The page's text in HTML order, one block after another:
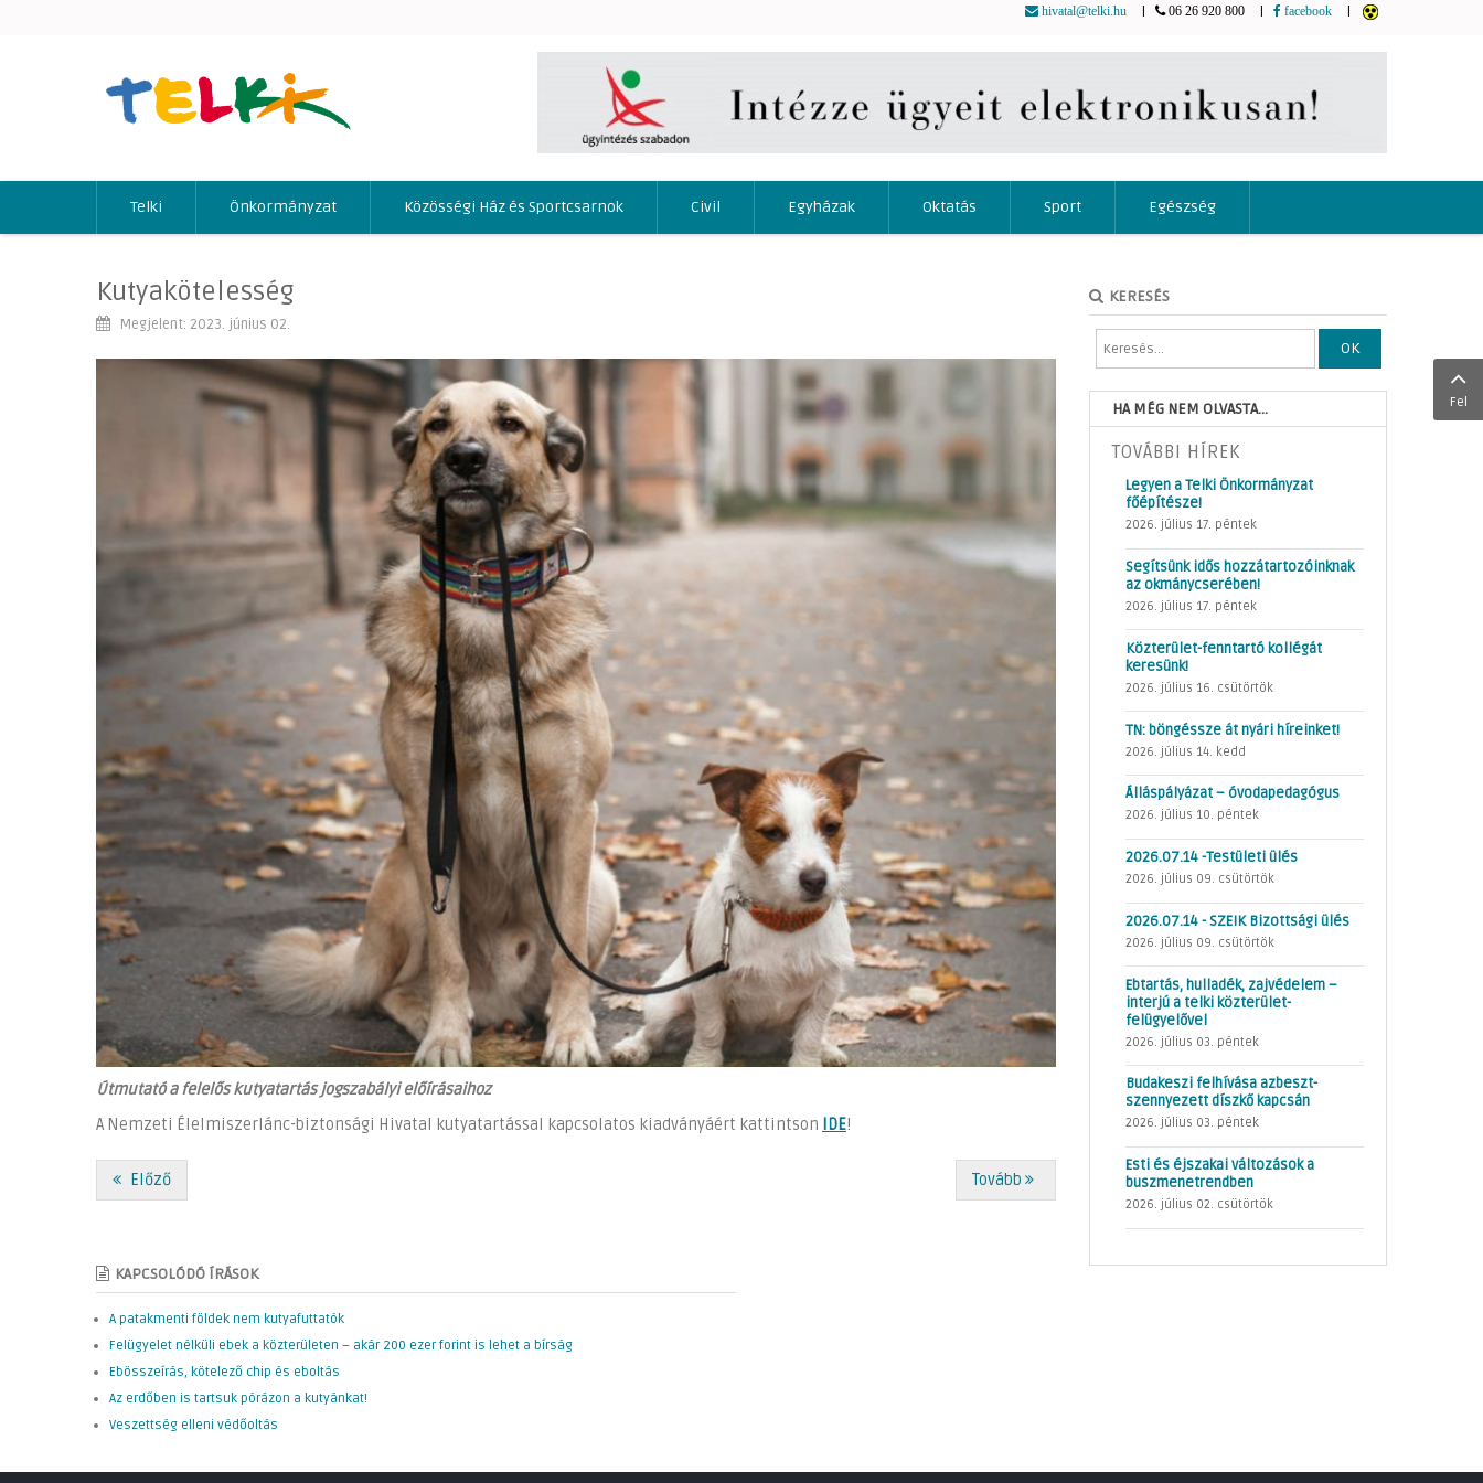
hivatal@telki.hu 06 26 920 800 facebook
Telki Önkormányzat Közösségi Ház és Sportcsarnok Civil Egyházak Oktatás Sport Egészség
Kutyakötelesség
Megjelent: 2023. június 02.
Útmutató a felelős kutyatartás jogszabályi előírásaihoz
A Nemzeti Élelmiszerlánc-biztonsági Hivatal kutyatartással kapcsolatos kiadványáért kattintson
IDE!
Előző Tovább
KAPCSOLÓDÓ ÍRÁSOK
A patakmenti földek nem kutyafuttatók
Felügyelet nélküli ebek a közterületen – akár 200 ezer forint is lehet a bírság
Ebösszeírás, kötelező chip és eboltás
Az erdőben is tartsuk pórázon a kutyánkat!
Veszettség elleni védőoltás
KERESÉS
OK
HA MÉG NEM OLVASTA...
TOVÁBBI HÍREK
Legyen a Telki Önkormányzat
főépítésze!
2026. július 17. péntek
Segítsünk idős hozzátartozóinknak
az okmánycserében!
2026. július 17. péntek
Közterület-fenntartó kollégát
keresünk!
2026. július 16. csütörtök
TN: böngéssze át nyári híreinket!
2026. július 14. kedd
Álláspályázat – óvodapedagógus
2026. július 10. péntek
2026.07.14 -Testületi ülés
2026. július 09. csütörtök
2026.07.14 - SZEIK Bizottsági ülés
2026. július 09. csütörtök
Ebtartás, hulladék, zajvédelem –
interjú a telki közterület-
felügyelővel
2026. július 03. péntek
Budakeszi felhívása azbeszt-
szennyezett díszkő kapcsán
2026. július 03. péntek
Esti és éjszakai változások a
buszmenetrendben
2026. július 02. csütörtök
Fel